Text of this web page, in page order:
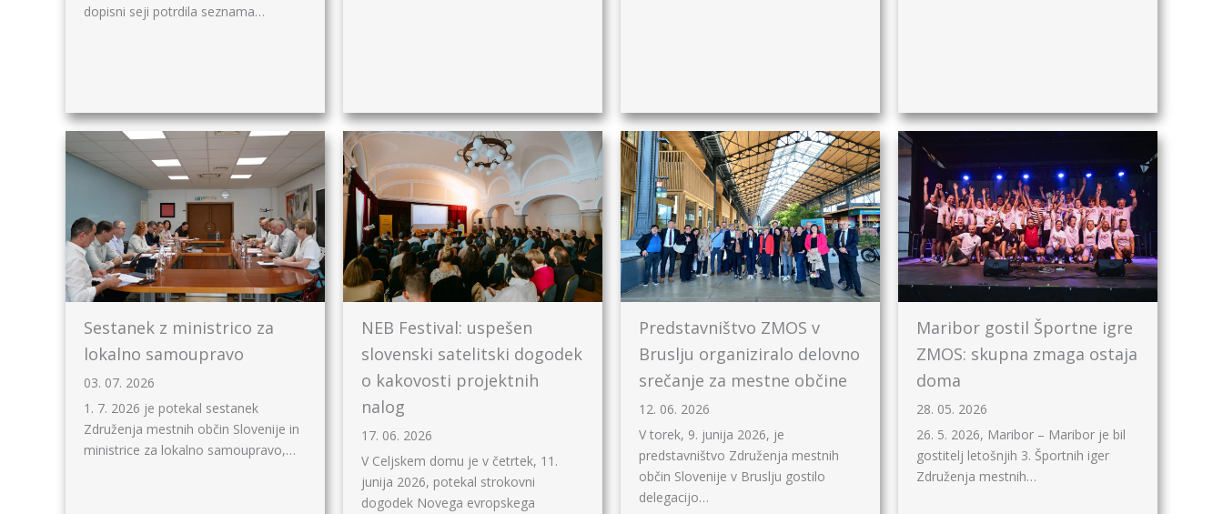
dopisni seji potrdila seznama…
Sestanek z ministrico za
lokalno samoupravo
03. 07. 2026
1. 7. 2026 je potekal sestanek
Združenja mestnih občin Slovenije in
ministrice za lokalno samoupravo,…
NEB Festival: uspešen
slovenski satelitski dogodek
o kakovosti projektnih
nalog
17. 06. 2026
V Celjskem domu je v četrtek, 11.
junija 2026, potekal strokovni
dogodek Novega evropskega
Predstavništvo ZMOS v
Bruslju organiziralo delovno
srečanje za mestne občine
12. 06. 2026
V torek, 9. junija 2026, je
predstavništvo Združenja mestnih
občin Slovenije v Bruslju gostilo
delegacijo…
Maribor gostil Športne igre
ZMOS: skupna zmaga ostaja
doma
28. 05. 2026
26. 5. 2026, Maribor – Maribor je bil
gostitelj letošnjih 3. Športnih iger
Združenja mestnih…